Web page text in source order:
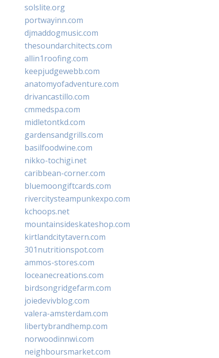
solslite.org
portwayinn.com
djmaddogmusic.com
thesoundarchitects.com
allin1roofing.com
keepjudgewebb.com
anatomyofadventure.com
drivancastillo.com
cmmedspa.com
midletontkd.com
gardensandgrills.com
basilfoodwine.com
nikko-tochigi.net
caribbean-corner.com
bluemoongiftcards.com
rivercitysteampunkexpo.com
kchoops.net
mountainsideskateshop.com
kirtlandcitytavern.com
301nutritionspot.com
ammos-stores.com
loceanecreations.com
birdsongridgefarm.com
joiedevivblog.com
valera-amsterdam.com
libertybrandhemp.com
norwoodinnwi.com
neighboursmarket.com